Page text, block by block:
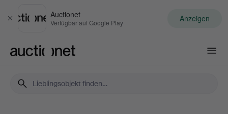
Schließen
Auctionet
Verfügbar auf Google Play Anzeigen